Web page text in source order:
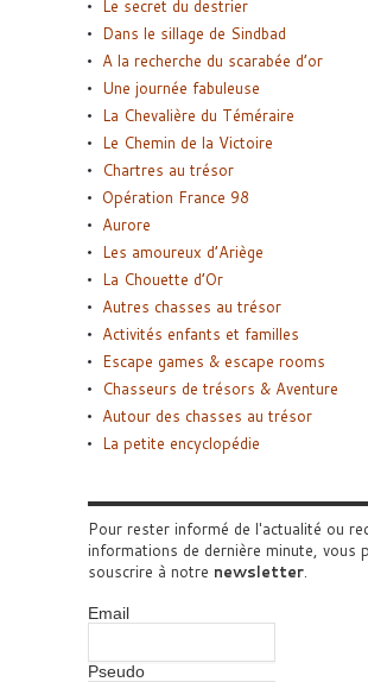
Le secret du destrier
Dans le sillage de Sindbad
A la recherche du scarabée d’or
Une journée fabuleuse
La Chevalière du Téméraire
Le Chemin de la Victoire
Chartres au trésor
Opération France 98
Aurore
Les amoureux d’Ariège
La Chouette d’Or
Autres chasses au trésor
Activités enfants et familles
Escape games & escape rooms
Chasseurs de trésors & Aventure
Autour des chasses au trésor
La petite encyclopédie
Pour rester informé de l'actualité ou
informations de dernière minute, vous
souscrire à notre newsletter.
Email
Pseudo